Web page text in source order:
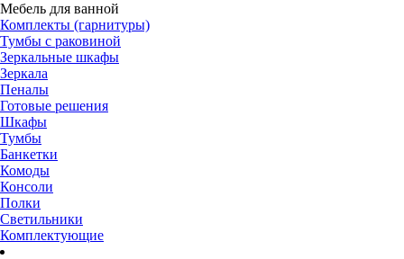
Мебель для ванной
Комплекты (гарнитуры)
Тумбы с раковиной
Зеркальные шкафы
Зеркала
Пеналы
Готовые решения
Шкафы
Тумбы
Банкетки
Комоды
Консоли
Полки
Светильники
Комплектующие